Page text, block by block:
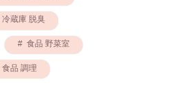
冷蔵庫 脱臭
食品 野菜室
食品 調理